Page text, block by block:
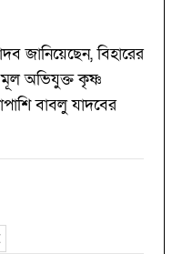
জানিয়েছেন, বিহারের
মূল অভিযুক্ত কৃষ্ণ
বাবলু যাদবের